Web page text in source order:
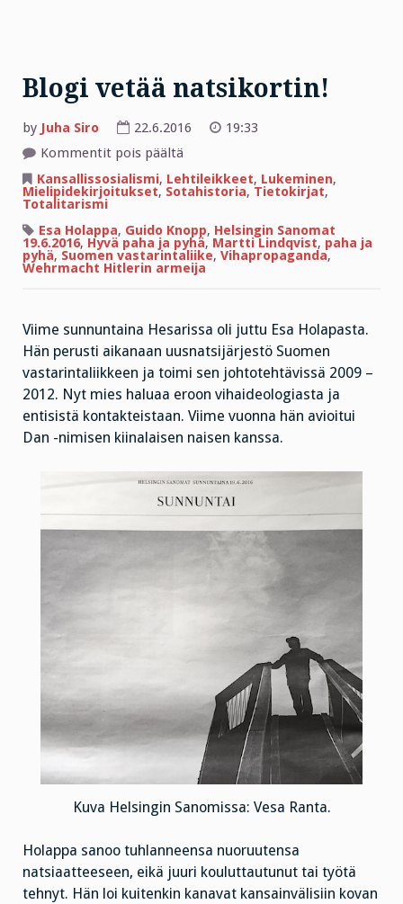
Blogi vetää natsikortin!
by Juha Siro 22.6.2016
19:33
Kommentit pois päältä
vetää
natsikortin!
Kansallissosialismi, Lehtileikkeet, Lukeminen,
Mielipidekirjoitukset, Sotahistoria, Tietokirjat,
Totalitarismi
Esa Holappa, Guido Knopp, Helsingin Sanomat
19.6.2016, Hyvä paha ja pyhä, Martti Lindqvist, paha ja
pyhä, Suomen vastarintaliike, Vihapropaganda,
Wehrmacht Hitlerin armeija
Viime sunnuntaina Hesarissa oli juttu Esa Holapasta.
Hän perusti aikanaan uusnatsijärjestö Suomen
vastarintaliikkeen ja toimi sen johtotehtävissä 2009 –
2012. Nyt mies haluaa eroon vihaideologiasta ja
entisistä kontakteistaan. Viime vuonna hän avioitui
Dan -nimisen kiinalaisen naisen kanssa.
Kuva Helsingin Sanomissa: Vesa Ranta.
Holappa sanoo tuhlanneensa nuoruutensa
natsiaatteeseen, eikä juuri kouluttautunut tai työtä
tehnyt. Hän loi kuitenkin kanavat kansainvälisiin kovan